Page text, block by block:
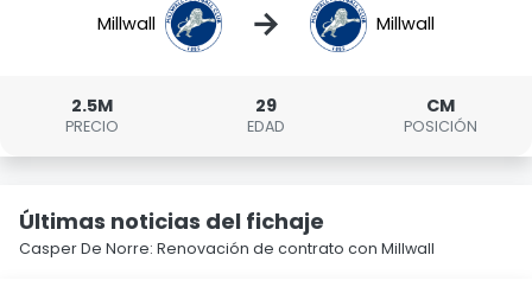
Millwall → Millwall
2.5M
PRECIO
29
EDAD
CM
POSICIÓN
Últimas noticias del fichaje
Casper De Norre: Renovación de contrato con Millwall